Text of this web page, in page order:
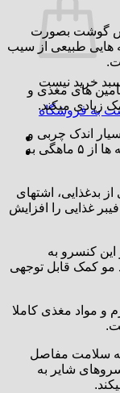
به فروشگاه
گوشت بصورت
هایی طبیعی از سیب
های مغذی و
زیادی میکند.
اندک چربی و
میزان مناسب پروتئین، برای تمامی سنین گربه ها از ۵ ماهگی به
بدغذایی، اشتهای
غذایی را افزایش
امگا ۳ و ۶ موجود در این کنسرو به
کمک قابل توجهی
و مواد مغذی کاملا
سلامت مفاصل
شایر به